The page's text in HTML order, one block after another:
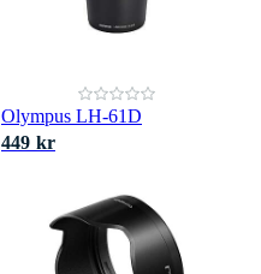
Olympus LH-61D
449 kr